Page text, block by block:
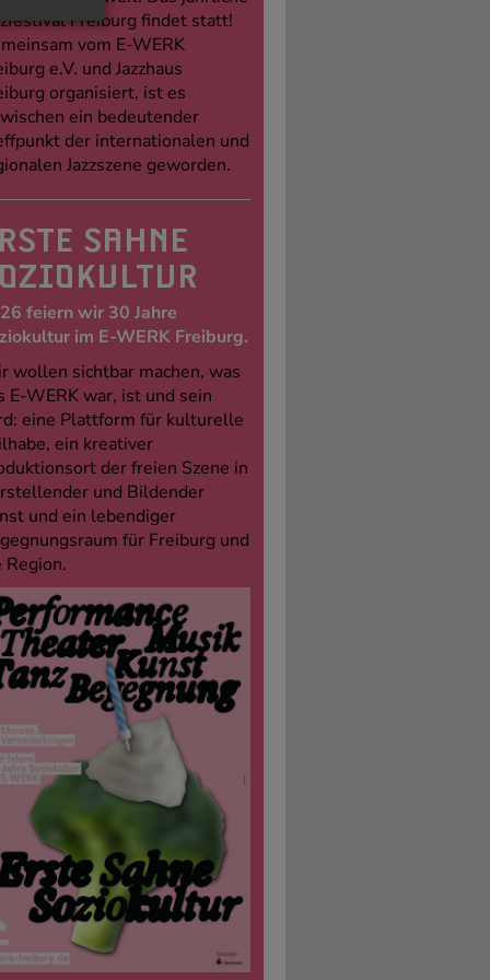
Freiburg findet statt!
vom E-WERK
e.V. und Jazzhaus
organisiert, ist es
ein bedeutender
der internationalen und
Jazzszene geworden.
SAHNE
feiern wir 30 Jahre
im E-WERK Freiburg.
wollen sichtbar machen, was
E-WERK war, ist und sein
eine Plattform für kulturelle
ein kreativer
der freien Szene in
und Bildender
und ein lebendiger
für Freiburg und
Region.